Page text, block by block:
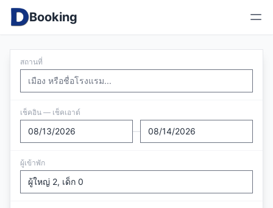
Booking
สถานที่
เช็คอิน — เช็คเอาต์
—
ผู้เข้าพัก